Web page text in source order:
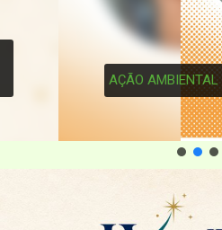
31
AÇÃO AMBIENTAL REFORÇA